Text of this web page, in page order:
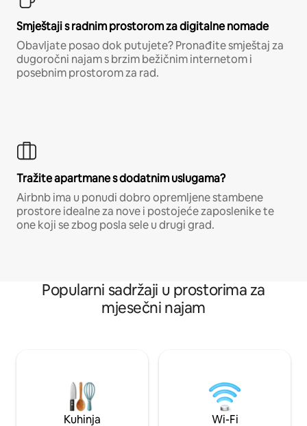
Smještaji s radnim prostorom za digitalne nomade
Obavljate posao dok putujete? Pronađite smještaj za
dugoročni najam s brzim bežičnim internetom i
posebnim prostorom za rad.
Tražite apartmane s dodatnim uslugama?
Airbnb ima u ponudi dobro opremljene stambene
prostore idealne za nove i postojeće zaposlenike te
one koji se zbog posla sele u drugi grad.
Popularni sadržaji u prostorima za
mjesečni najam
Kuhinja Wi-Fi